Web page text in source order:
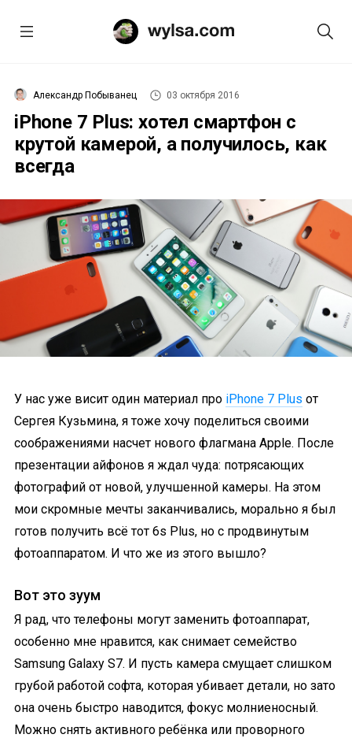
Александр Побыванец 03 октября 2016
iPhone 7 Plus: хотел смартфон с
крутой камерой, а получилось, как
всегда
У нас уже висит один материал про iPhone 7 Plus от
Сергея Кузьмина, я тоже хочу поделиться своими
соображениями насчет нового флагмана Apple. После
презентации айфонов я ждал чуда: потрясающих
фотографий от новой, улучшенной камеры. На этом
мои скромные мечты заканчивались, морально я был
готов получить всё тот 6s Plus, но с продвинутым
фотоаппаратом. И что же из этого вышло?
Вот это зуум
Я рад, что телефоны могут заменить фотоаппарат,
особенно мне нравится, как снимает семейство
Samsung Galaxy S7. И пусть камера смущает слишком
грубой работой софта, которая убивает детали, но зато
она очень быстро наводится, фокус молниеносный.
Можно снять активного ребёнка или проворного